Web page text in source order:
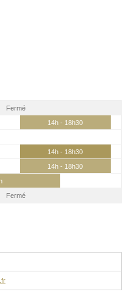
Fermé
14h - 18h30
14h - 18h30
14h - 18h30
Fermé